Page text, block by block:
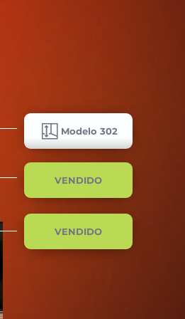
Modelo 302
VENDIDO
VENDIDO